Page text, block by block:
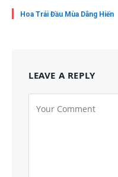
Hoa Trái Đầu Mùa Dâng Hiến
LEAVE A REPLY